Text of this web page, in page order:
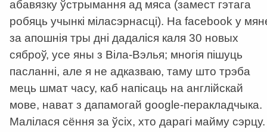
абавязку ўстрымання ад мяса (замест гэтага
робяць учынкі міласэрнасці). На facebook у
за апошнія тры дні дадаліся каля 30 новых
сяброў, усе яны з Віла-Вэлья; многія пішуць
пасланні, але я не адказваю, таму што трэба
мець шмат часу, каб напісаць на англійскай
мове, нават з дапамогай google-перакладчыка.
Малілася сёння за ўсіх, хто дарагі майму сэрцу.